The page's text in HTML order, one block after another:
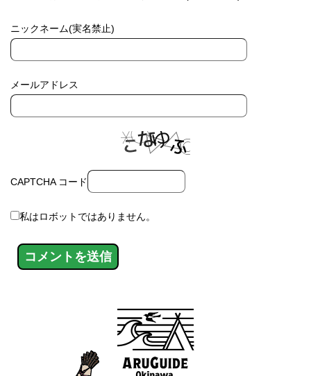
ニックネーム(実名禁止)
メールアドレス
CAPTCHA コード
私はロボットではありません。